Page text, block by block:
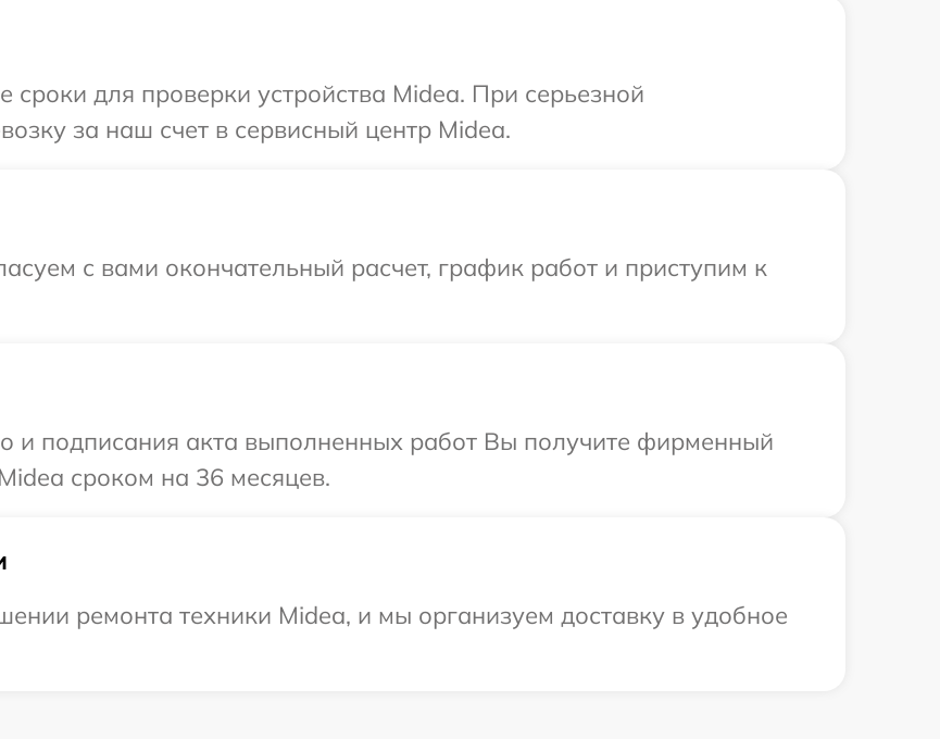
для проверки устройства Midea. При серьезной
за наш счет в сервисный центр Midea.
с вами окончательный расчет, график работ и приступим к
и подписания акта выполненных работ Вы получите фирменный
сроком на 36 месяцев.
ремонта техники Midea, и мы организуем доставку в удобное